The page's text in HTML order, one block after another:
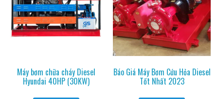
Máy bơm chữa cháy Diesel
Hyundai 40HP (30KW)
Báo Giá Máy Bơm Cứu Hỏa Diesel
Tốt Nhất 2023